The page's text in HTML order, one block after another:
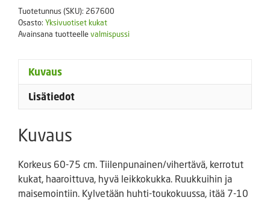
valmispussi
noin
Tuotetunnus (SKU): 267600
Osasto: Yksivuotiset kukat
Avainsana tuotteellevalmispussi
Kuvaus
Lisätiedot
Kuvaus
Korkeus 60-75 cm. Tiilenpunainen/vihertävä, kerrotut
kukat, haaroittuva, hyvä leikkokukka. Ruukkuihin ja
maisemointiin. Kylvetään huhti-toukokuussa, itää 7-10